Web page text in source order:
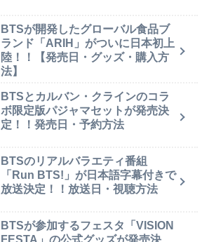
BTSが開発したグローバル食品ブ
ランド「ARIH」がついに日本初上
陸！！【発売日・グッズ・購入方
法】
BTSとカルバン・クラインのコラ
ボ限定版パジャマセットが発売決
定！！発売日・予約方法
BTSのリアルバラエティ番組
「Run BTS!」が日本語字幕付きで
放送決定！！放送日・視聴方法
BTSが参加するフェスタ「VISION